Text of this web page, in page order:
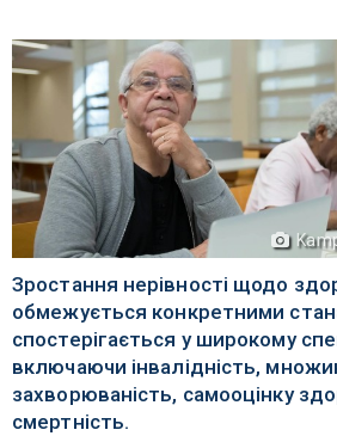
Зростання нерівності щодо
обмежується конкретними
спостерігається у широкому
включаючи інвалідність,
захворюваність, самооцінку
смертність.